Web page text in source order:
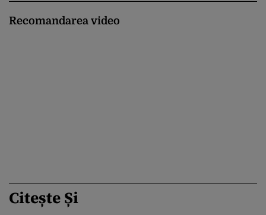
Recomandarea video
Citește Și